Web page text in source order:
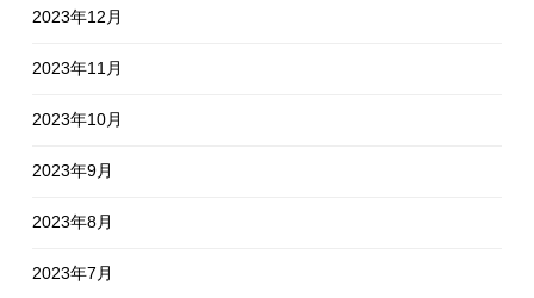
2023年12月
2023年11月
2023年10月
2023年9月
2023年8月
2023年7月